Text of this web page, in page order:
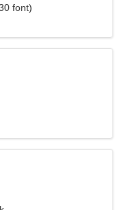
font)